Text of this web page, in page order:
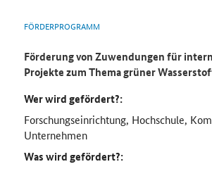
FÖRDERPROGRAMM
Förderung von Zuwendungen für
Projekte zum Thema grüner
Wer wird gefördert?:
Forschungseinrichtung, Hochschule,
Unternehmen
Was wird gefördert?: